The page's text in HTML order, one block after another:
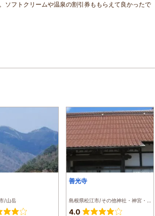
ソフトクリームや温泉の割引券ももらえて良かったで
/山岳
善光寺
4.0